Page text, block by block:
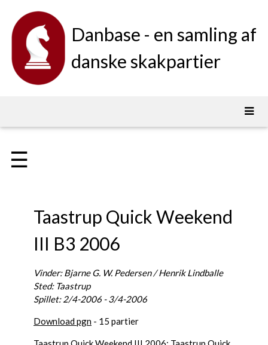
Danbase - en samling af
danske skakpartier
☰
Taastrup Quick Weekend
III B3 2006
Vinder: Bjarne G. W. Pedersen / Henrik Lindballe
Sted: Taastrup
Spillet: 2/4-2006 - 3/4-2006
Download pgn - 15 partier